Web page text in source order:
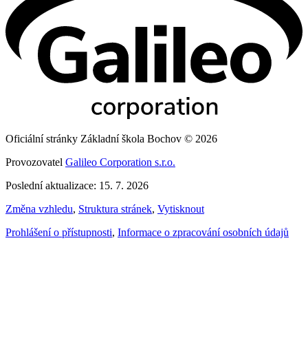
Oficiální stránky Základní škola Bochov © 2026
Provozovatel Galileo Corporation s.r.o.
Poslední aktualizace: 15. 7. 2026
Změna vzhledu, Struktura stránek, Vytisknout
Prohlášení o přístupnosti, Informace o zpracování osobních údajů